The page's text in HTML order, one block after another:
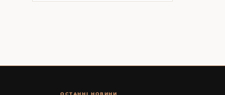
ОСТАННІ НОВИНИ